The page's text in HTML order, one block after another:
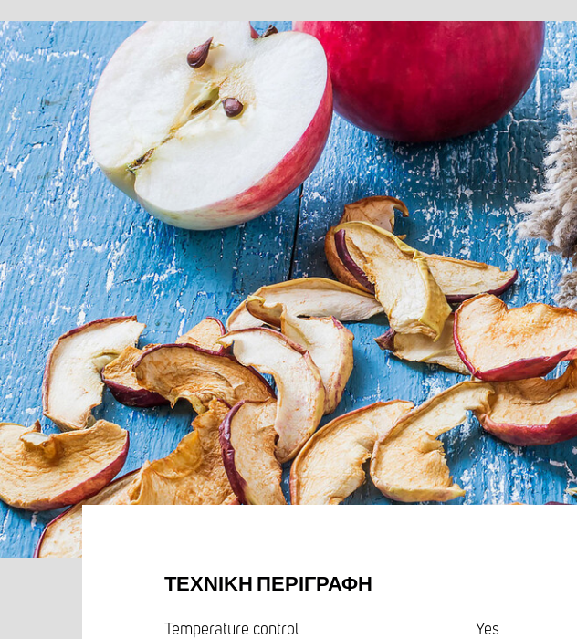
ΤΕΧΝΙΚΉ ΠΕΡΙΓΡΑΦΉ
Temperature control Yes